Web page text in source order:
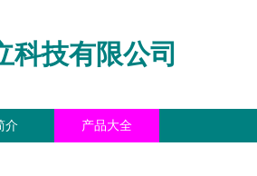
科技有限公司
介 产品大全